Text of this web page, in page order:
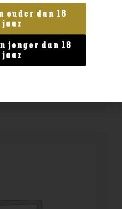
ouder dan 18
jaar
jonger dan 18
jaar